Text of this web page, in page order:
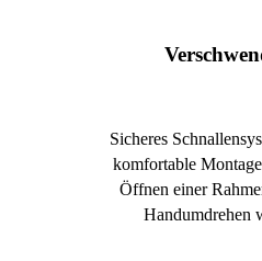
Sicheres
komfortable
Öffnen einer
Handumdrehen